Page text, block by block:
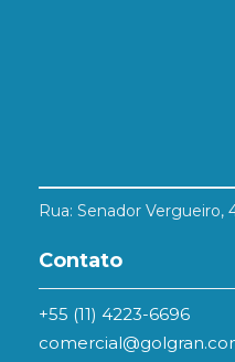
Rua: Senador Vergueiro,
Contato
+55 (11) 4223-6696